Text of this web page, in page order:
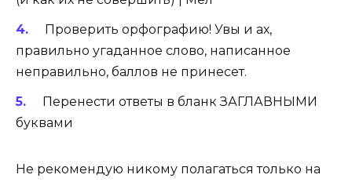
Проверить орфографию! Увы и ах,
правильно угаданное слово, написанное
неправильно, баллов не принесет.
Перенести ответы в бланк ЗАГЛАВНЫМИ
буквами
Не рекомендую никому полагаться только на